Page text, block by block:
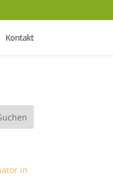
Kontakt
in